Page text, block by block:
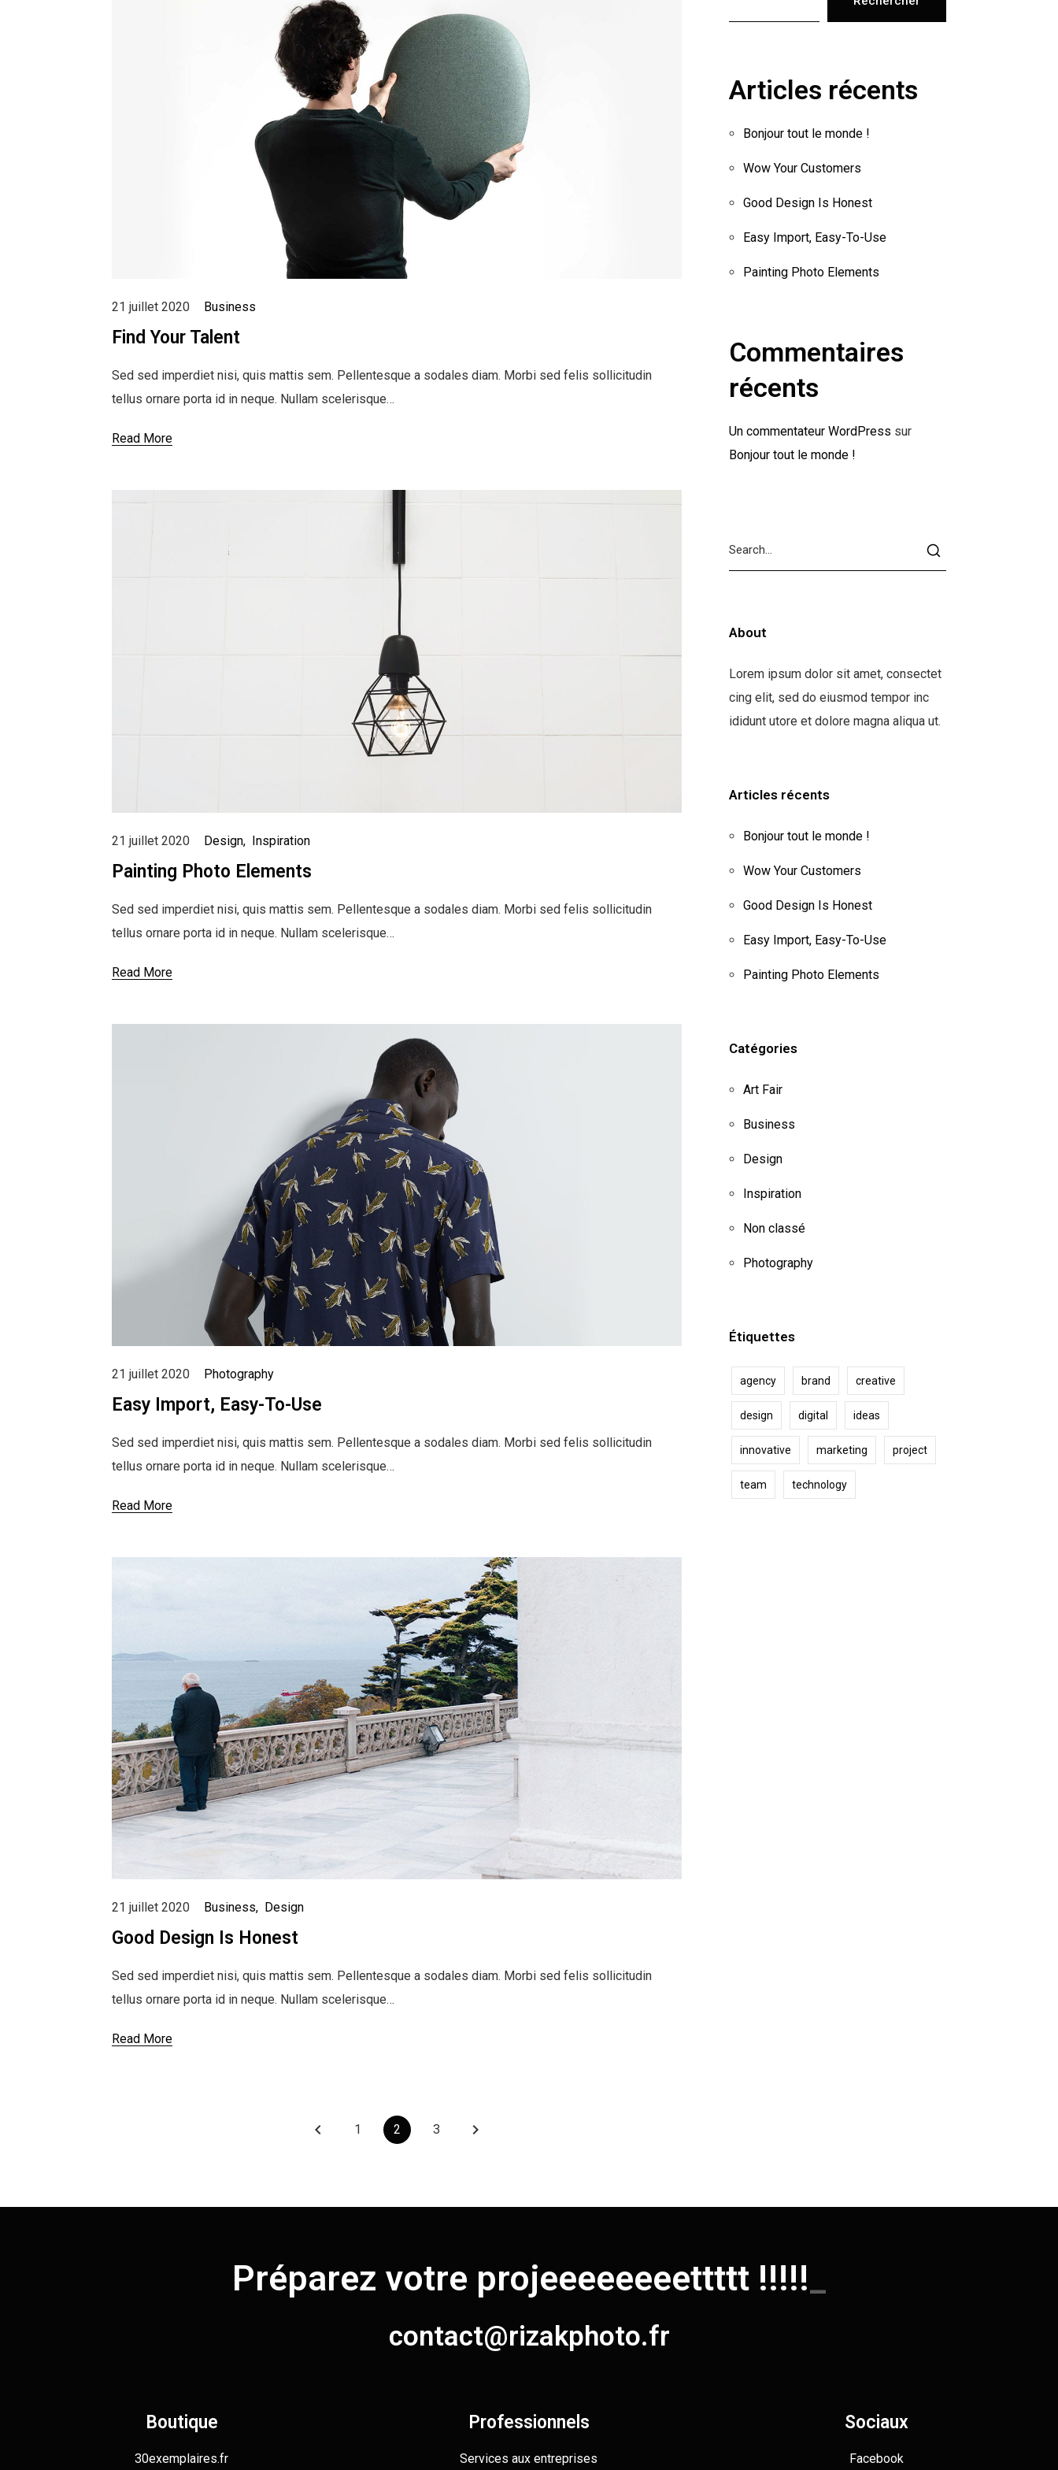
21 juillet 2020 Business
Find Your Talent
Sed sed imperdiet nisi, quis mattis sem. Pellentesque a sodales diam. Morbi sed felis sollicitudin
tellus ornare porta id in neque. Nullam scelerisque…
Read More
21 juillet 2020 Design Inspiration
Painting Photo Elements
Sed sed imperdiet nisi, quis mattis sem. Pellentesque a sodales diam. Morbi sed felis sollicitudin
tellus ornare porta id in neque. Nullam scelerisque…
Read More
21 juillet 2020 Photography
Easy Import, Easy-To-Use
Sed sed imperdiet nisi, quis mattis sem. Pellentesque a sodales diam. Morbi sed felis sollicitudin
tellus ornare porta id in neque. Nullam scelerisque…
Read More
21 juillet 2020 Business Design
Good Design Is Honest
Sed sed imperdiet nisi, quis mattis sem. Pellentesque a sodales diam. Morbi sed felis sollicitudin
tellus ornare porta id in neque. Nullam scelerisque…
Read More
keyboard_arrow_left 1 2 3 keyboard_arrow_right
Articles récents
Bonjour tout le monde !
Wow Your Customers
Good Design Is Honest
Easy Import, Easy-To-Use
Painting Photo Elements
Commentaires
récents
Un commentateur WordPress sur
Bonjour tout le monde !
About
Lorem ipsum dolor sit amet, consectet
cing elit, sed do eiusmod tempor inc
ididunt utore et dolore magna aliqua ut.
Articles récents
Bonjour tout le monde !
Wow Your Customers
Good Design Is Honest
Easy Import, Easy-To-Use
Painting Photo Elements
Catégories
Art Fair
Business
Design
Inspiration
Non classé
Photography
Étiquettes
agency brand creative
design digital ideas
innovative marketing project
team technology
Préparez votre projeeeeeeeettttt !!!!!_
contact@rizakphoto.fr
Boutique
30exemplaires.fr
Professionnels
Services aux entreprises
Sociaux
Facebook